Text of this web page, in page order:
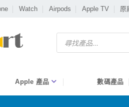
Watch Airpods Apple TV 原
Products
search
Apple 產品 數碼產品